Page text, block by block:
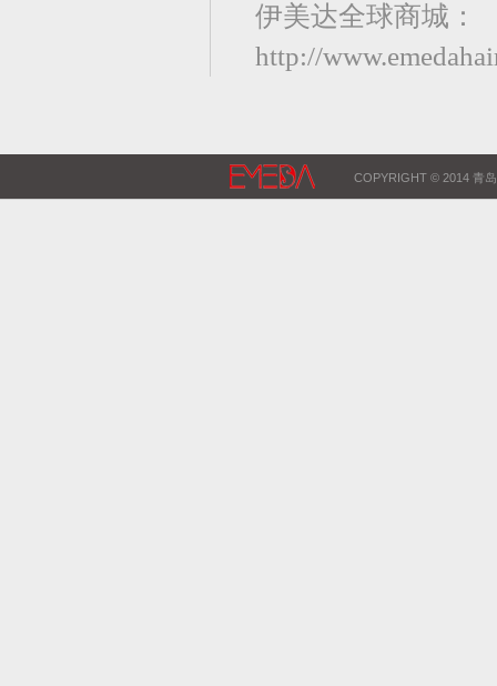
伊美达全球商城：
http://
COPYRIGHT © 2014 青